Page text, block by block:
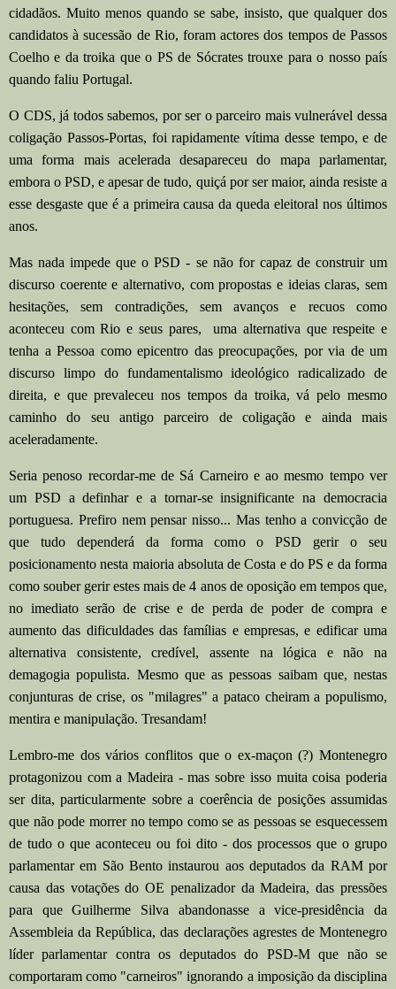
cidadãos. Muito menos quando se sabe, insisto, que qualquer dos
candidatos à sucessão de Rio, foram actores dos tempos de Passos
Coelho e da troika que o PS de Sócrates trouxe para o nosso país
quando faliu Portugal.
O CDS, já todos sabemos, por ser o parceiro mais vulnerável dessa
coligação Passos-Portas, foi rapidamente vítima desse tempo, e de
uma forma mais acelerada desapareceu do mapa parlamentar,
embora o PSD, e apesar de tudo, quiçá por ser maior, ainda resiste a
esse desgaste que é a primeira causa da queda eleitoral nos últimos
anos.
Mas nada impede que o PSD - se não for capaz de construir um
discurso coerente e alternativo, com propostas e ideias claras, sem
hesitações, sem contradições, sem avanços e recuos como
aconteceu com Rio e seus pares,
uma alternativa que respeite e
tenha a Pessoa como epicentro das preocupações, por via de um
discurso limpo do fundamentalismo ideológico radicalizado de
direita, e que prevaleceu nos tempos da troika, vá pelo mesmo
caminho do seu antigo parceiro de coligação e ainda mais
aceleradamente.
Seria penoso recordar-me de Sá Carneiro e ao mesmo tempo ver
um PSD a definhar e a tornar-se insignificante na democracia
portuguesa. Prefiro nem pensar nisso... Mas tenho a convicção de
que tudo dependerá da forma como o PSD gerir o seu
posicionamento nesta maioria absoluta de Costa e do PS e da forma
como souber gerir estes mais de 4 anos de oposição em tempos que,
no imediato serão de crise e de perda de poder de compra e
aumento das dificuldades das famílias e empresas, e edificar uma
alternativa consistente, credível, assente na lógica e não na
demagogia populista. Mesmo que as pessoas saibam que, nestas
conjunturas de crise, os "milagres" a pataco cheiram a populismo,
mentira e manipulação. Tresandam!
Lembro-me dos vários conflitos que o ex-maçon (?) Montenegro
protagonizou com a Madeira - mas sobre isso muita coisa poderia
ser dita, particularmente sobre a coerência de posições assumidas
que não pode morrer no tempo como se as pessoas se esquecessem
de tudo o que aconteceu ou foi dito - dos processos que o grupo
parlamentar em São Bento instaurou aos deputados da RAM por
causa das votações do OE penalizador da Madeira, das pressões
para que Guilherme Silva abandonasse a vice-presidência da
Assembleia da República, das declarações agrestes de Montenegro
líder parlamentar contra os deputados do PSD-M que não se
comportaram como "carneiros" ignorando a imposição da disciplina